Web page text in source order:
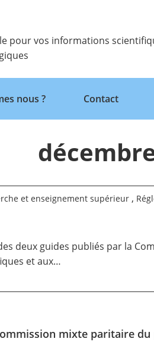
pour vos informations
nous ? Contact
et enseignement supérieur ,
deux guides publiés par la
et aux…
mixte paritaire